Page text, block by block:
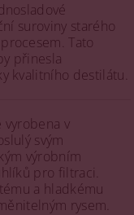
suroviny starého
Tato
přinesla
kvalitního destilátu.
vyrobena v
svým
výrobním
pro filtraci.
a hladkému
rysem.